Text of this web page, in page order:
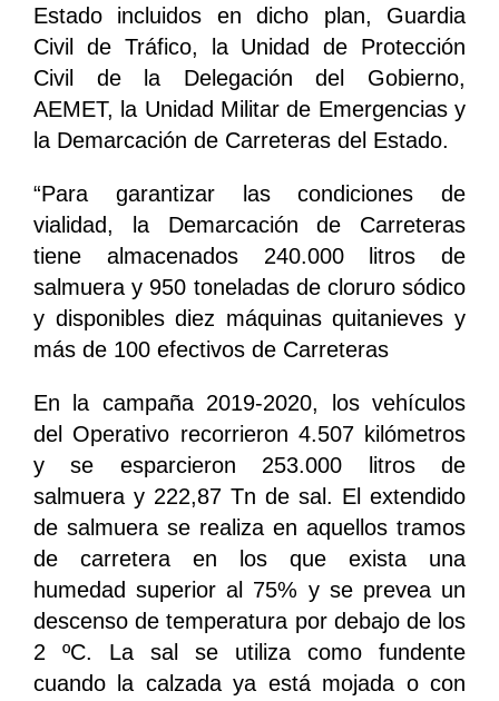
Estado incluidos en dicho plan, Guardia
Civil de Tráfico, la Unidad de Protección
Civil de la Delegación del Gobierno,
AEMET, la Unidad Militar de Emergencias y
la Demarcación de Carreteras del Estado.
“Para garantizar las condiciones de
vialidad, la Demarcación de Carreteras
tiene almacenados 240.000 litros de
salmuera y 950 toneladas de cloruro sódico
y disponibles diez máquinas quitanieves y
más de 100 efectivos de Carreteras
En la campaña 2019-2020, los vehículos
del Operativo recorrieron 4.507 kilómetros
y se esparcieron 253.000 litros de
salmuera y 222,87 Tn de sal. El extendido
de salmuera se realiza en aquellos tramos
de carretera en los que exista una
humedad superior al 75% y se prevea un
descenso de temperatura por debajo de los
2 ºC. La sal se utiliza como fundente
cuando la calzada ya está mojada o con